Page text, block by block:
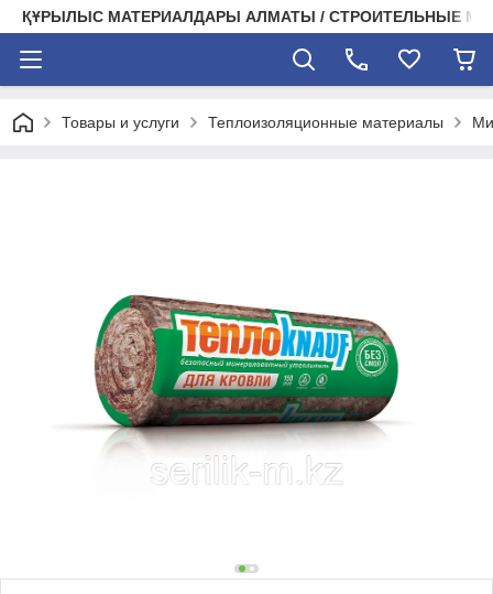
ҚҰРЫЛЫС МАТЕРИАЛДАРЫ АЛМАТЫ / СТРОИТЕЛЬНЫЕ
Товары и услуги Теплоизоляционные материалы